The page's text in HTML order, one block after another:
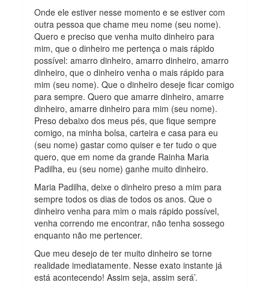
Onde ele estiver nesse momento e se estiver com
outra pessoa que chame meu nome (seu nome).
Quero e preciso que venha muito dinheiro para
mim, que o dinheiro me pertença o mais rápido
possível: amarro dinheiro, amarro dinheiro, amarro
dinheiro, que o dinheiro venha o mais rápido para
mim (seu nome). Que o dinheiro deseje ficar comigo
para sempre. Quero que amarre dinheiro, amarre
dinheiro, amarre dinheiro para mim (seu nome).
Preso debaixo dos meus pés, que fique sempre
comigo, na minha bolsa, carteira e casa para eu
(seu nome) gastar como quiser e ter tudo o que
quero, que em nome da grande Rainha Maria
Padilha, eu (seu nome) ganhe muito dinheiro.
Maria Padilha, deixe o dinheiro preso a mim para
sempre todos os dias de todos os anos. Que o
dinheiro venha para mim o mais rápido possível,
venha correndo me encontrar, não tenha sossego
enquanto não me pertencer.
Que meu desejo de ter muito dinheiro se torne
realidade imediatamente. Nesse exato instante já
está acontecendo! Assim seja, assim será’.